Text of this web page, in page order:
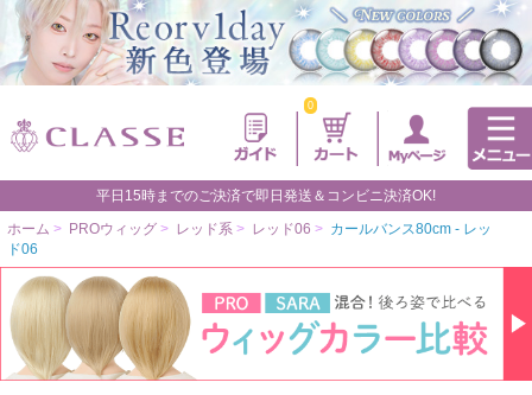
0
平日15時までのご決済で即日発送＆コンビニ決済OK!
ホーム > PROウィッグ > レッド系 > レッド06 > カールバンス80cm - レッ
ド06